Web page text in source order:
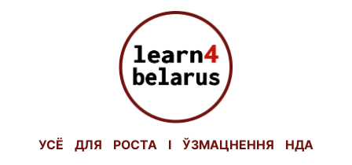
УСЁ ДЛЯ РОСТА І ЎЗМАЦНЕННЯ НДА